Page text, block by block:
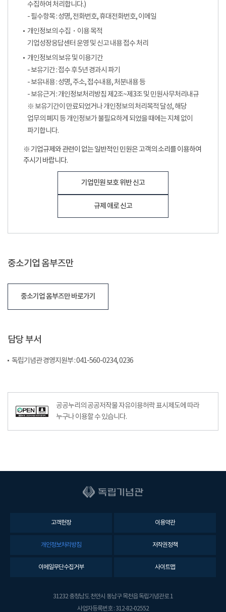
수집하여 처리합니다.)
- 필수항목 : 성명, 전화번호, 휴대전화번호, 이메일
개인정보의 수집・이용 목적
기업성장응답센터 운영 및 신고 내용 접수 처리
개인정보의 보유 및 이용기간
- 보유기간 : 접수 후 5년 경과시 파기
- 보유내용 : 성명, 주소, 접수내용, 처분내용 등
- 보유근거 : 개인정보처리방침 제2조~제3조 및 민원사무처리내규
※ 보유기간이 만료되었거나 개인정보의 처리목적 달성, 해당
업무의 폐지 등 개인정보가 불필요하게 되었을 때에는 지체 없이
파기합니다.
※ 기업규제와 관련이 없는 일반적인 민원은 고객의 소리를 이용하여
주시기 바랍니다.
기업민원 보호 위반 신고
규제 애로 신고
중소기업 옴부즈만
중소기업 옴부즈만 바로가기
담당 부서
독립기념관 경영지원부 : 041-560-0234, 0236
공공누리의 공공저작물 자유이용허락 표시제도에 따라
누구나 이용할 수 있습니다.
고객헌장 이용약관
개인정보처리방침 저작권정책
이메일무단수집거부 사이트맵
31232 충청남도 천안시 동남구 목천읍 독립기념관로 1
사업자등록번호 : 312-82-02552